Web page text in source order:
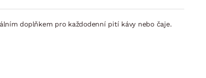
doplňkem pro každodenní pití kávy nebo čaje.